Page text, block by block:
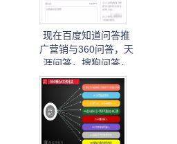
现在百度知道问答推
广营销与360问答，天
涯问答，搜狗问答，
爱问问答还好做吗?